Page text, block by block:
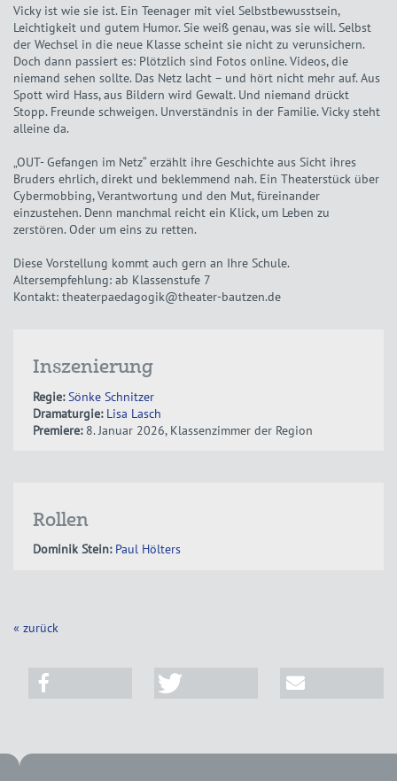
Vicky ist wie sie ist. Ein Teenager mit viel Selbstbewusstsein,
Leichtigkeit und gutem Humor. Sie weiß genau, was sie will. Selbst
der Wechsel in die neue Klasse scheint sie nicht zu verunsichern.
Doch dann passiert es: Plötzlich sind Fotos online. Videos, die
niemand sehen sollte. Das Netz lacht – und hört nicht mehr auf. Aus
Spott wird Hass, aus Bildern wird Gewalt. Und niemand drückt
Stopp. Freunde schweigen. Unverständnis in der Familie. Vicky steht
alleine da.
„OUT- Gefangen im Netz“ erzählt ihre Geschichte aus Sicht ihres
Bruders ehrlich, direkt und beklemmend nah. Ein Theaterstück über
Cybermobbing, Verantwortung und den Mut, füreinander
einzustehen. Denn manchmal reicht ein Klick, um Leben zu
zerstören. Oder um eins zu retten.
Diese Vorstellung kommt auch gern an Ihre Schule.
Altersempfehlung: ab Klassenstufe 7
Kontakt: theaterpaedagogik@theater-bautzen.de
Inszenierung
Regie: Sönke Schnitzer
Dramaturgie: Lisa Lasch
Premiere:8. Januar 2026, Klassenzimmer der Region
Rollen
Dominik Stein: Paul Hölters
« zurück